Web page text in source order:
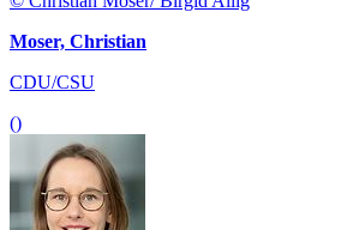
Moser, Christian
CDU/CSU
()